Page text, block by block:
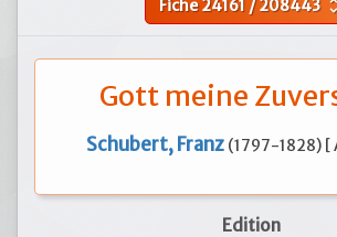
Fiche24161 /208443 unfold_more
Gott meine
Schubert, Franz (1797-1828) [
Edition